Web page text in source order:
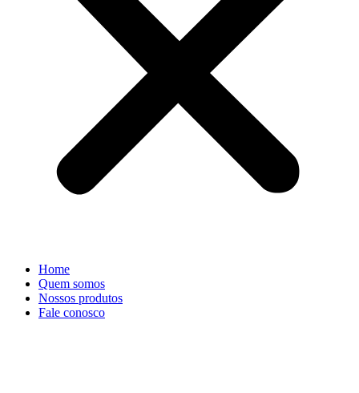
Home
Quem somos
Nossos produtos
Fale conosco